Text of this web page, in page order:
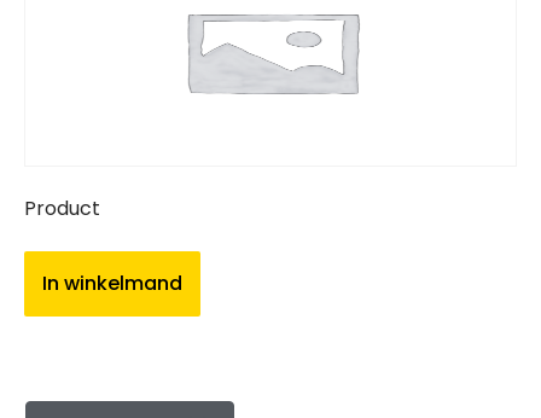
Product
In winkelmand